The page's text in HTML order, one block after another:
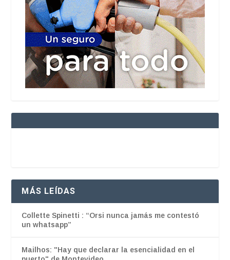
MÁS LEÍDAS
Collette Spinetti : “Orsi nunca jamás me contestó
un whatsapp”
Mailhos: "Hay que declarar la esencialidad en el